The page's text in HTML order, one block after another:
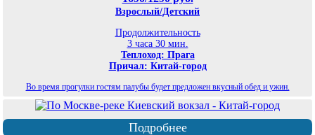
Взрослый/Детский
Продолжительность
3 часа 30 мин.
Теплоход: Прага
Причал: Китай-город
Во время прогулки гостям палубы будет предложен вкусный обед и ужин.
Подробнее